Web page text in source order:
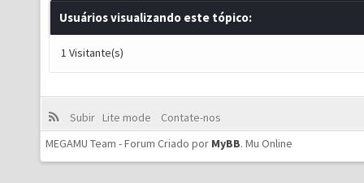
Usuários visualizando este tópico:
1 Visitante(s)
Subir Lite mode
Contate-nos
MEGAMU Team - Forum Criado por MyBB. Mu Online